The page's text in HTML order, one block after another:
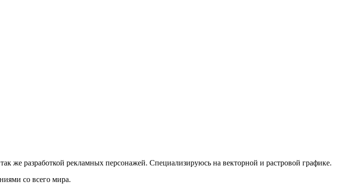
же разработкой рекламных персонажей. Специализируюсь на векторной и растровой графике.
со всего мира.